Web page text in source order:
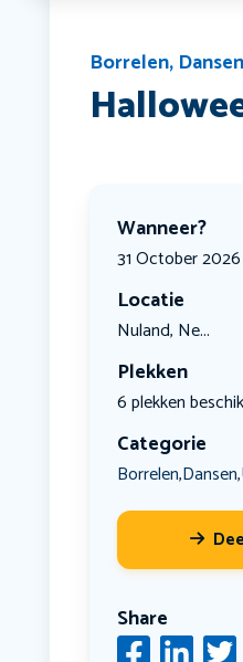
Borrelen, Dansen
Wanneer?
31 October
Locatie
Nuland, Ne...
Plekken
6 plekken
Categorie
Borrelen,Dansen,
Share